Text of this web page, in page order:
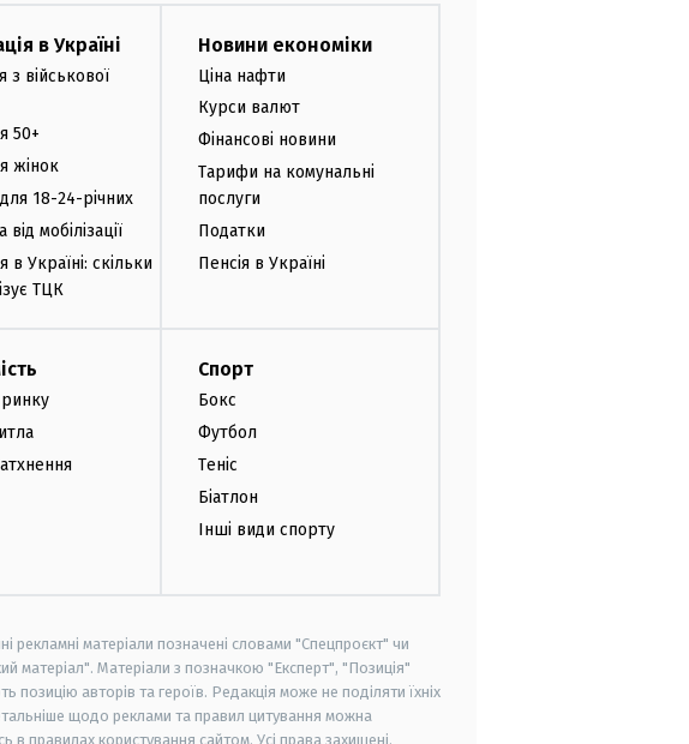
в Україні
з військової
50+
жінок
18-24-річних
від мобілізації
в Україні: скільки
ТЦК
Новини економіки
Ціна нафти
Курси валют
Фінансові новини
Тарифи на комунальні
послуги
Податки
Пенсія в Україні
ринку
Спорт
Бокс
Футбол
Теніс
Біатлон
Інші види спорту
рекламні матеріали позначені словами "Спецпроєкт" чи
матеріал". Матеріали з позначкою "Експерт", "Позиція"
позицію авторів та героїв. Редакція може не поділяти їхніх
щодо реклами та правил цитування можна
в правилах користування сайтом. Усі права захищені.